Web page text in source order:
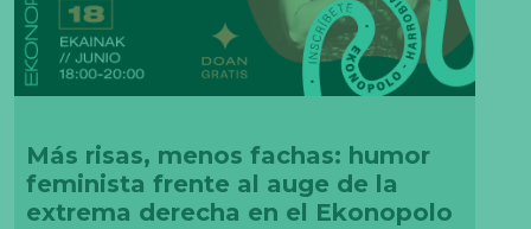
Más risas, menos fachas: humor
feminista frente al auge de la
extrema derecha en el Ekonopolo